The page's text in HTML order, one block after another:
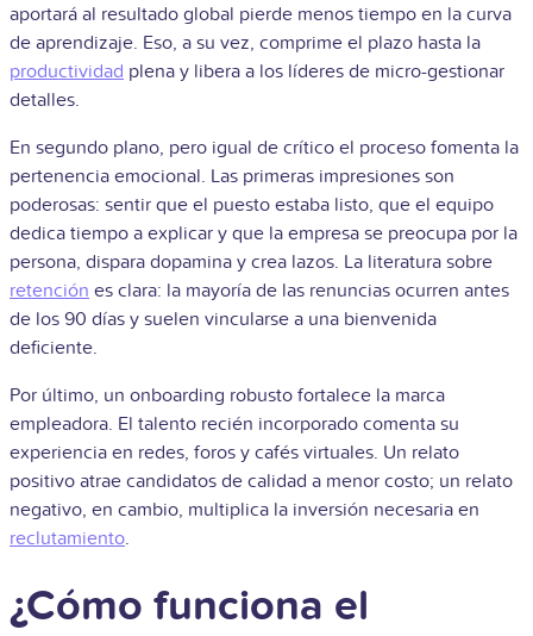
aportará al resultado global pierde menos tiempo en la curva
de aprendizaje. Eso, a su vez, comprime el plazo hasta la
productividad plena y libera a los líderes de micro-gestionar
detalles.
En segundo plano, pero igual de crítico el proceso fomenta la
pertenencia emocional. Las primeras impresiones son
poderosas: sentir que el puesto estaba listo, que el equipo
dedica tiempo a explicar y que la empresa se preocupa por la
persona, dispara dopamina y crea lazos. La literatura sobre
retención es clara: la mayoría de las renuncias ocurren antes
de los 90 días y suelen vincularse a una bienvenida
deficiente.
Por último, un onboarding robusto fortalece la marca
empleadora. El talento recién incorporado comenta su
experiencia en redes, foros y cafés virtuales. Un relato
positivo atrae candidatos de calidad a menor costo; un relato
negativo, en cambio, multiplica la inversión necesaria en
reclutamiento.
¿Cómo funciona el